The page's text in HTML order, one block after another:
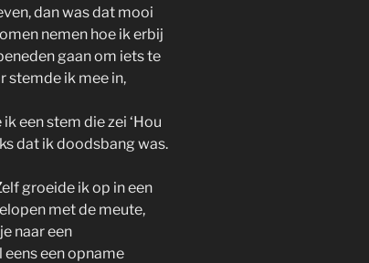
dan was dat mooi
nemen hoe ik erbij
gaan om iets te
stemde ik mee in,
een stem die zei ‘Hou
dat ik doodsbang was.
groeide ik op in een
met de meute,
naar een
een opname